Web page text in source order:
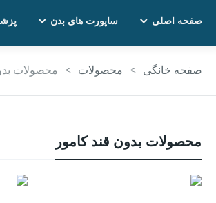
صفحه اصلی ساپورت های بدن
صفحه خانگی > محصولات > محصولات
محصولات بدون قند کامور